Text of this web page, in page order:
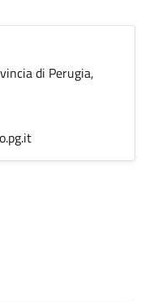
di Perugia,